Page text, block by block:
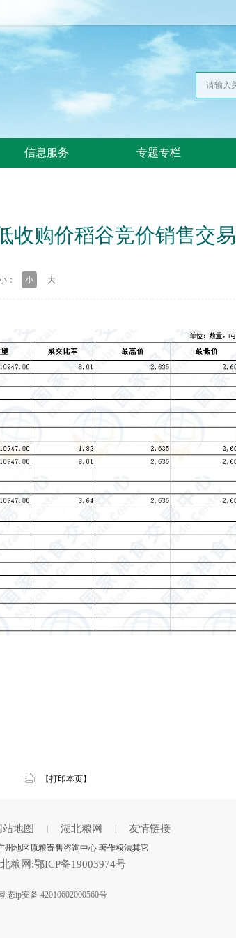
信息服务 专题专栏
收购价稻谷竞价销售交
： 小 大
【打印本页】
站地图 | 湖北粮网 | 友情链接
州地区原粮寄售咨询中心 著作权法其它
粮网:鄂ICP备19003974号
态ip安备 42010602000560号